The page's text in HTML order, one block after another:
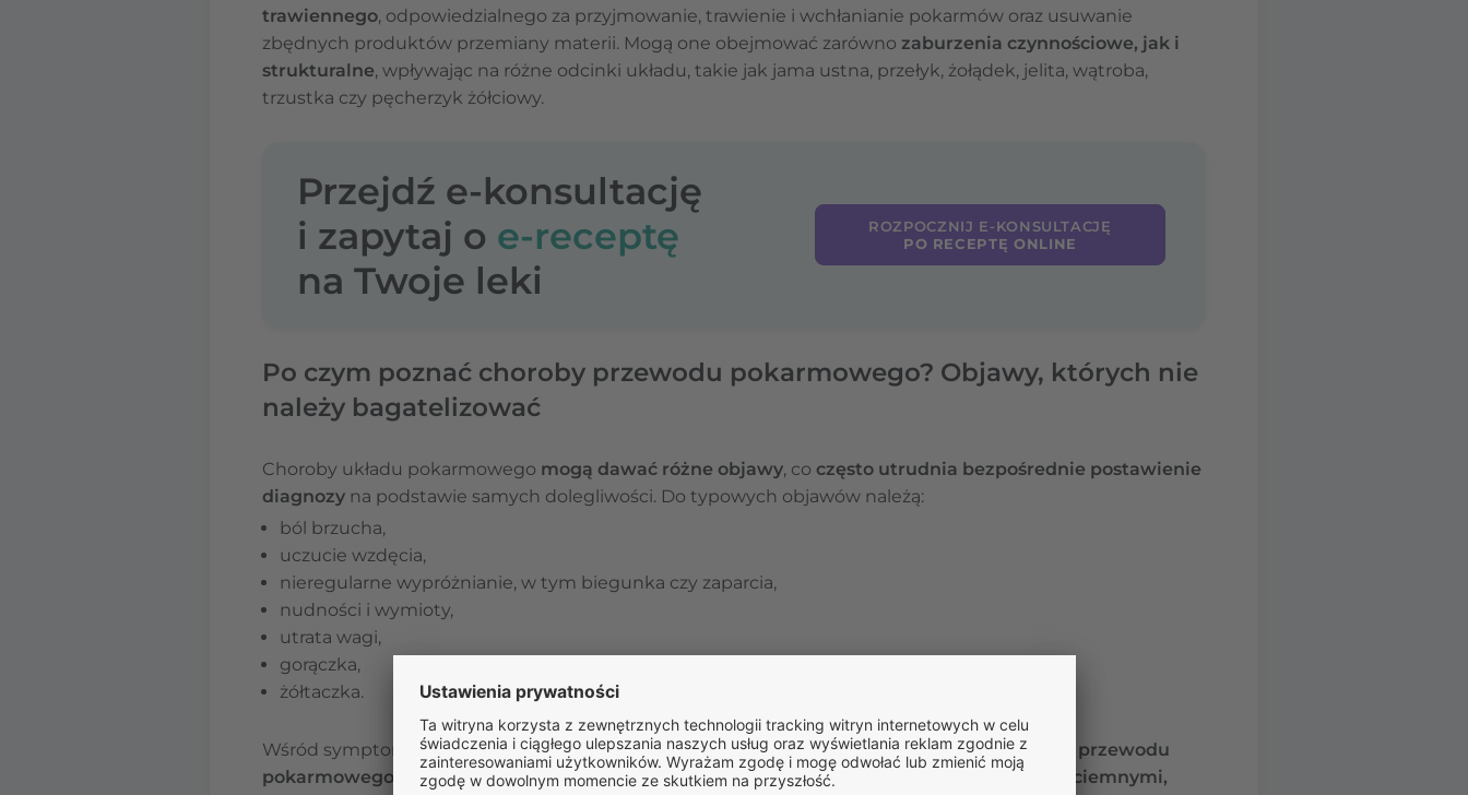
trawiennego, odpowiedzialnego za przyjmowanie, trawienie i wchłanianie pokarmów oraz usuwanie
zbędnych produktów przemiany materii. Mogą one obejmować zarówno zaburzenia czynnościowe, jak i
strukturalne, wpływając na różne odcinki układu, takie jak jama ustna, przełyk, żołądek, jelita, wątroba,
trzustka czy pęcherzyk żółciowy.
Przejdź e-konsultację
i zapytaj o e-receptę
na Twoje leki
ROZPOCZNIJ E-KONSULTACJĘ
PO RECEPTĘ ONLINE
Po czym poznać choroby przewodu pokarmowego? Objawy, których nie
należy bagatelizować
Choroby układu pokarmowego mogą dawać różne objawy, co często utrudnia bezpośrednie postawienie
diagnozy na podstawie samych dolegliwości. Do typowych objawów należą:
ból brzucha,
uczucie wzdęcia,
nieregularne wypróżnianie, w tym biegunka czy zaparcia,
nudności i wymioty,
utrata wagi,
gorączka,
żółtaczka.
Wśród symptomów, które powinny wzbudzić szczególny niepokój, znajdują się krwawienia z przewodu
pokarmowego objawiające się krwistymi wypróżnieniami, wymiotami z krwią lub bardzo ciemnymi,